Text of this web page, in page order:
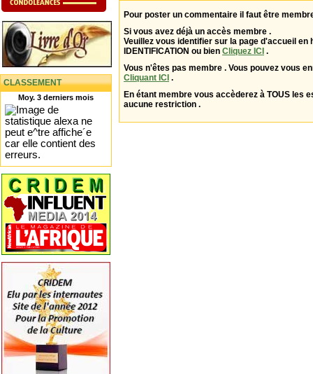
CLASSEMENT
Moy. 3 derniers mois
Pour poster un commentaire il faut être
Si vous avez déjà un accès membre .
Veuillez vous identifier sur la page d'accueil en
IDENTIFICATION ou bien Cliquez ICI .
Vous n'êtes pas membre . Vous pouvez vous
Cliquant ICI .
En étant membre vous accèderez à TOUS les
aucune restriction .